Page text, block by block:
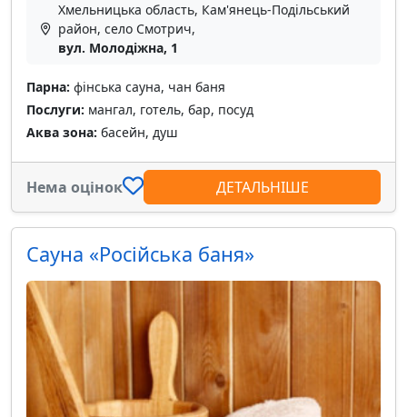
Хмельницька область, Кам'янець-Подільський
район, село Смотрич,
вул. Молодіжна, 1
Парна: фінська сауна, чан баня
Послуги: мангал, готель, бар, посуд
Аква зона: басейн, душ
Нема оцінок ДЕТАЛЬНІШЕ
Сауна «Російська баня»